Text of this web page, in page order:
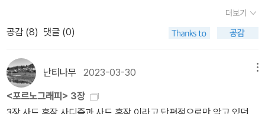
다. 안희정을 고발한 김지은, 서지현 검사의 미투가 2차 가해와 무고
라는 비난, 갖은 인신공격을 당해야만 했다. 김지은 씨는 할 수 있는
유일한 일이 글로 당시 이야기를 쓰는 것이었다고 말했다.살기 위해
선택했던 첫 번째 말하기가 극심한 고통을 주었기에 한참을 주저했
다. 그러나 거짓이 횡행하는 상황을 이대로 받아들일 수는 없었다. 글
자>앤 섹스턴 <밤엔 더 용감하지> <저는 이곳에 있지 않을 거예요>
6장 사변 시, 사변 소설에이드리언 리치 <문턱 너머 저편> - <난파
선으로 잠수하기> <공동 언어를 향한 소망> 에이드리언 리치 <공통
언어를 향한 꿈> - <스물 한 편의 사랑 시> 에이드리언 리치 <우리
죽은 자들이 깨어날 때> - <우리 죽은 자들이 깨어날 때> <강제적
이성애와 레즈비언 존재>제임스 팁트리 주니어 (앨리스 브래들리 셸
은, 그러한 사진 - 어떠한 방식, 어떠한 정도도 포함한 - 이, 남자의 권
력과 무관계하게 남성지상주의의 범주 바깥에, 남자의 힘에 오염되지
다. <그런 식으로 일이 이루어지는 것을 참으로 좋아한다>는 것처럼
보이도록 여자에 대해 카메라가 한 강간은, 현대사회에서 여자의 희
생자성의 명확한 제1조항이다. 그녀는 죽거나, 피를 흘리지는 않는다.
적어도, 아직까지는.- P221중심적인 문제는, 힘이 무엇이고 자유는
어, 다른 남자를 대상·물로 만듦으로써, 자신을 여자의 위치로 전락시
켜서는 안된다. 이는 남자의 섹스 전체를 타락시키는 것이며, 부적절
하다.- P176어머니는 구출 - 어원인 라틴어로 <달려가서 도와 준다
>는 뜻을 지닌 - 하는 인간이자 물체이다. 남자 유아는 구출하러 달려
오는 물체를 잃어버리는 것이 두렵다. 여기서 현대의 남성지상주의적
심리학의 영역에 반향되고 있는 어머니의 동산적 의미를 본다. 즉, 어
더보기
공감 (8) 댓글 (0)
난티나무 2023-03-30
<포르노그래피> 3장